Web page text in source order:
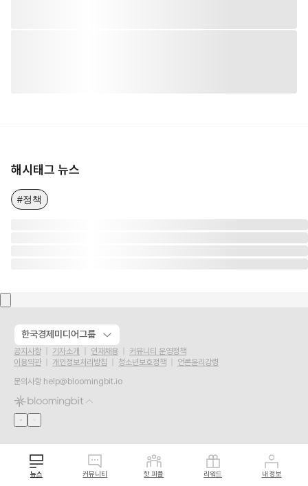
해시태그 뉴스
#정책
한국경제미디어그룹
공지사항 기자소개 인재채용
커뮤니티 운영정책
이용약관
개인정보처리방침 청소년보호정책
언론윤리강령
문의사항 help@bloomingbit.io
뉴스 커뮤니티 핫 피플 리워드 내 정보